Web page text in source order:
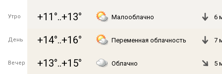
Утро +11°..+13° Малооблачно 6
День +14°..+16° Переменная облачность 7
Вечер +13°..+15° Облачно 5